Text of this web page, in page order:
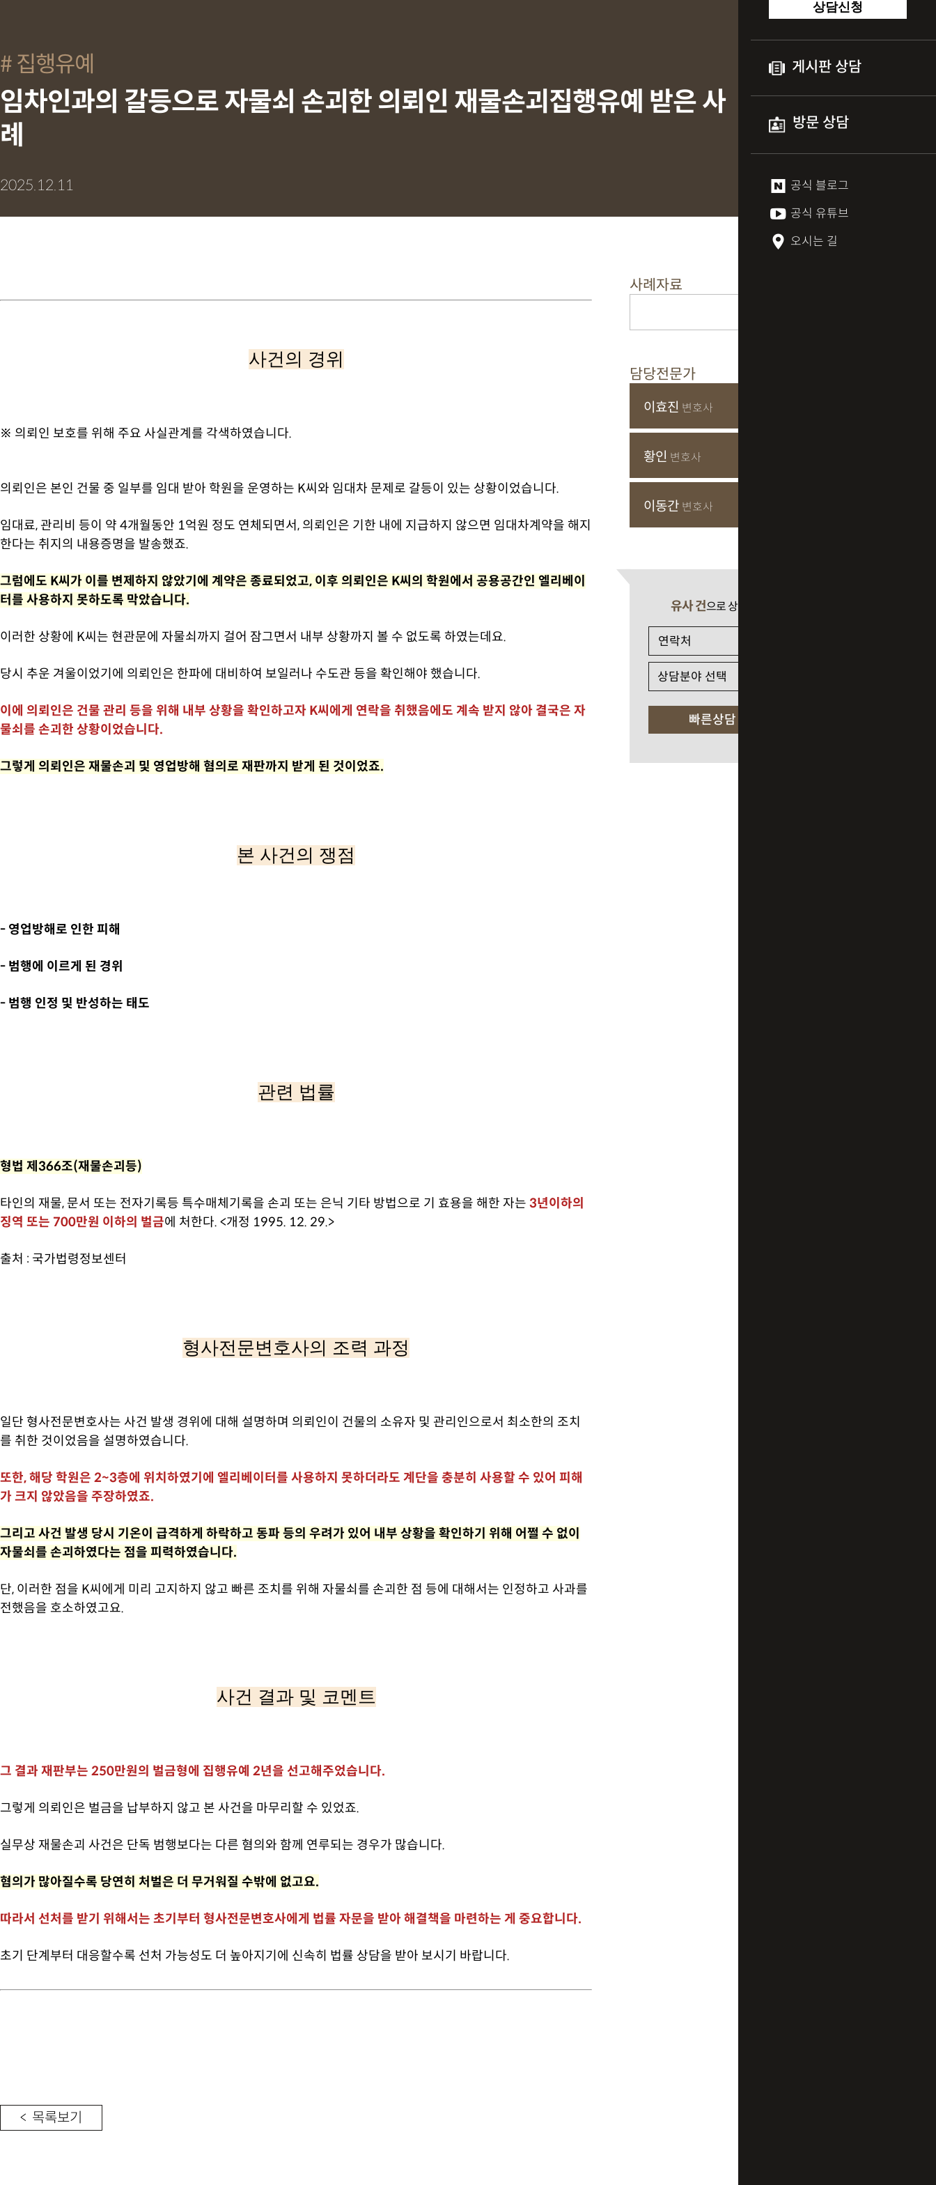
상담신청
게시판 상담
방문 상담
공식 블로그
공식 유튜브
오시는 길
집행유예
임차인과의 갈등으로 자물쇠 손괴한 의뢰인 재물손괴집행유예 받은 사
례
2025.12.11
사건의 경위
※ 의뢰인 보호를 위해 주요 사실관계를 각색하였습니다.
의뢰인은 본인 건물 중 일부를 임대 받아 학원을 운영하는 K씨와 임대차 문제로 갈등이 있는 상황이었습니다.
임대료, 관리비 등이 약 4개월동안 1억원 정도 연체되면서, 의뢰인은 기한 내에 지급하지 않으면 임대차계약을 해지
한다는 취지의 내용증명을 발송했죠.
그럼에도 K씨가 이를 변제하지 않았기에 계약은 종료되었고, 이후 의뢰인은 K씨의 학원에서 공용공간인 엘리베이
터를 사용하지 못하도록 막았습니다.
이러한 상황에 K씨는 현관문에 자물쇠까지 걸어 잠그면서 내부 상황까지 볼 수 없도록 하였는데요.
당시 추운 겨울이었기에 의뢰인은 한파에 대비하여 보일러나 수도관 등을 확인해야 했습니다.
이에 의뢰인은 건물 관리 등을 위해 내부 상황을 확인하고자 K씨에게 연락을 취했음에도 계속 받지 않아 결국은 자
물쇠를 손괴한 상황이었습니다.
그렇게 의뢰인은 재물손괴 및 영업방해 혐의로 재판까지 받게 된 것이었죠.
본 사건의 쟁점
- 영업방해로 인한 피해
- 범행에 이르게 된 경위
- 범행 인정 및 반성하는 태도
관련 법률
형법 제366조(재물손괴등)
타인의 재물, 문서 또는 전자기록등 특수매체기록을 손괴 또는 은닉 기타 방법으로 기 효용을 해한 자는 3년이하의
징역 또는 700만원 이하의 벌금에 처한다. <개정 1995. 12. 29.>
출처 : 국가법령정보센터
형사전문변호사의 조력 과정
일단 형사전문변호사는 사건 발생 경위에 대해 설명하며 의뢰인이 건물의 소유자 및 관리인으로서 최소한의 조치
를 취한 것이었음을 설명하였습니다.
또한, 해당 학원은 2~3층에 위치하였기에 엘리베이터를 사용하지 못하더라도 계단을 충분히 사용할 수 있어 피해
가 크지 않았음을 주장하였죠.
그리고 사건 발생 당시 기온이 급격하게 하락하고 동파 등의 우려가 있어 내부 상황을 확인하기 위해 어쩔 수 없이
자물쇠를 손괴하였다는 점을 피력하였습니다.
단, 이러한 점을 K씨에게 미리 고지하지 않고 빠른 조치를 위해 자물쇠를 손괴한 점 등에 대해서는 인정하고 사과를
전했음을 호소하였고요.
사건 결과 및 코멘트
그 결과 재판부는 250만원의 벌금형에 집행유예 2년을 선고해주었습니다.
그렇게 의뢰인은 벌금을 납부하지 않고 본 사건을 마무리할 수 있었죠.
실무상 재물손괴 사건은 단독 범행보다는 다른 혐의와 함께 연루되는 경우가 많습니다.
혐의가 많아질수록 당연히 처벌은 더 무거워질 수밖에 없고요.
따라서 선처를 받기 위해서는 초기부터 형사전문변호사에게 법률 자문을 받아 해결책을 마련하는 게 중요합니다.
초기 단계부터 대응할수록 선처 가능성도 더 높아지기에 신속히 법률 상담을 받아 보시기 바랍니다.
< 목록보기
사례자료
담당전문가
이효진 변호사
황인 변호사
이동간 변호사
유사 건으로 상담 필요 시